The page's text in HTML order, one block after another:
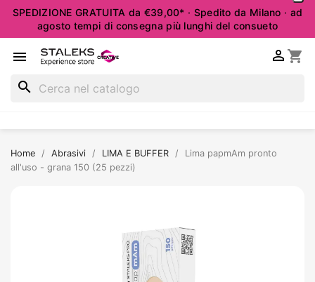
SPEDIZIONE GRATUITA da €39,00* · Spedito da Milano · ad
agosto tempi di consegna più lunghi del consueto
 shopping_cart

search
Home Abrasivi LIMA E BUFFER
Lima papmAm pronto
all'uso - grana 150 (25 pezzi)